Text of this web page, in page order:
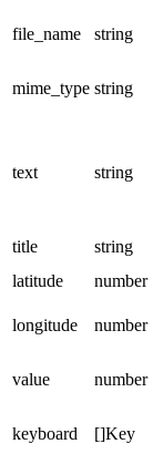
file_name string
mime_type string
text string
title
string
latitude
number
longitude
number
value number
keyboard []Key